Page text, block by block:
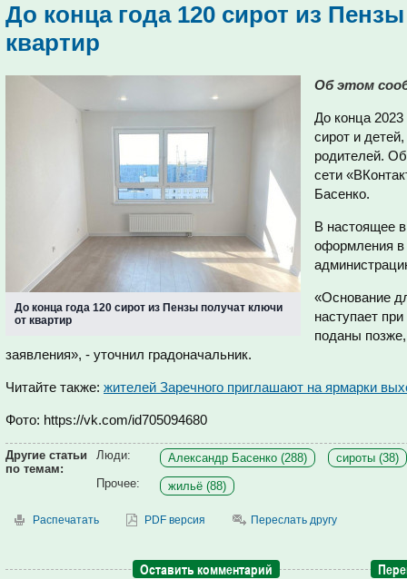
До конца года 120 сирот из
квартир
До конца года 120 сирот из Пензы получат ключи
от квартир
Об этом
До конца
сирот и
родителей.
сети
Басенко.
В настоящее
оформления в
«Основание
наступает
поданы
заявления», - уточнил градоначальник.
Читайте также: жителей Заречного приглашают на ярмарки
Фото: https://vk.com/id705094680
Другие статьи
по темам:
Люди: Александр Басенко (288)
сироты (38)
Прочее:
жильё (88)
Распечатать PDF версия Переслать другу
Оставить комментарий